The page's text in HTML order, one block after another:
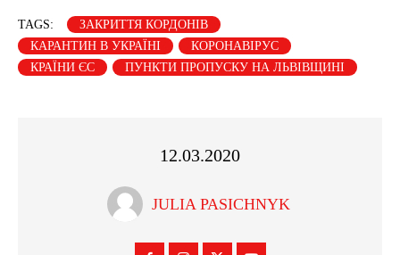
TAGS:
ЗАКРИТТЯ КОРДОНІВ
КАРАНТИН В УКРАЇНІ
КОРОНАВІРУС
КРАЇНИ ЄС
ПУНКТИ ПРОПУСКУ НА ЛЬВІВЩИНІ
12.03.2020
JULIA PASICHNYK